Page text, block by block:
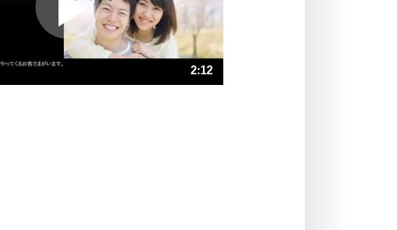
しないから。
ポジティブ思考になる30の方法
ストレス対策
2:12